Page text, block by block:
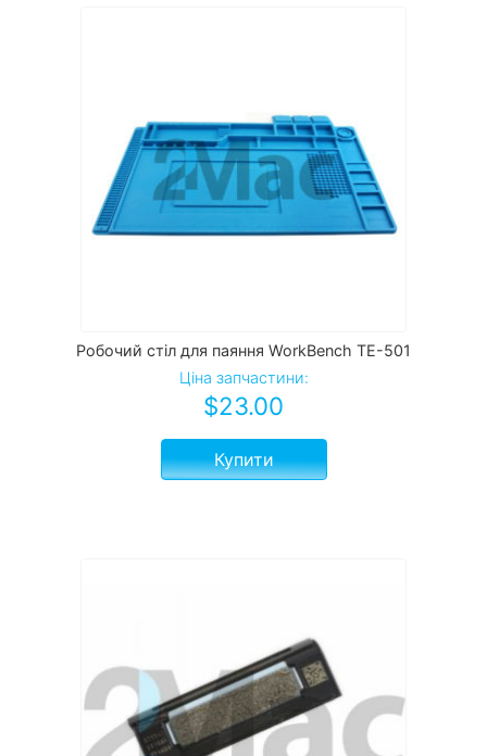
Робочий стіл для паяння WorkBench TE-501
Ціна запчастини:
$23.00
Купити